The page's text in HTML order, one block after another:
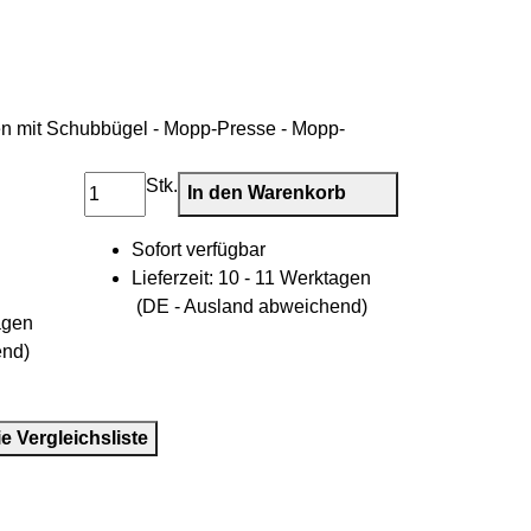
mit Schubbügel - Mopp-Presse - Mopp-
Stk. In den Warenkorb
Sofort verfügbar
Lieferzeit: 10 - 11 Werktagen
(DE - Ausland abweichend)
Vergleichsliste